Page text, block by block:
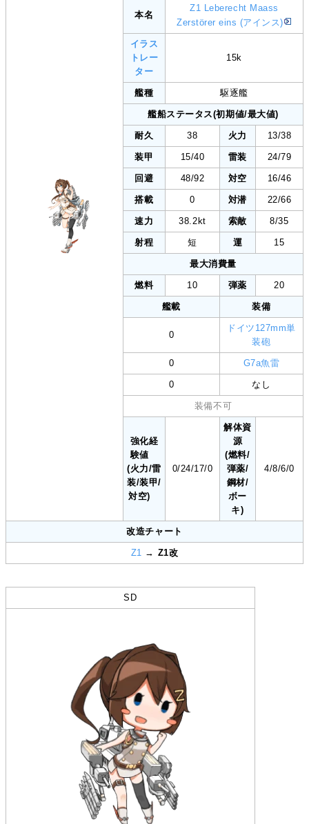
本名
Z1 Leberecht Maass
Zerstörer eins (アインス)
イラス
トレー
ター
15k
艦種 駆逐艦
艦船ステータス(初期値/最大値)
耐久 38 火力 13/38
装甲 15/40 雷装 24/79
回避 48/92 対空 16/46
搭載 0 対潜 22/66
速力 38.2kt 索敵 8/35
射程 短 運 15
最大消費量
燃料 10 弾薬 20
艦載 装備
0
ドイツ127mm単
装砲
0 G7a魚雷
0 なし
装備不可
強化経
験値
(火力/雷
装/装甲/
対空)
0/24/17/0
解体資
源
(燃料/
弾薬/
鋼材/
ボー
キ)
4/8/6/0
改造チャート
Z1 → Z1改
SD